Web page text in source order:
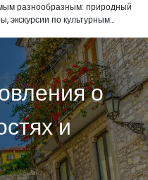
разнообразным: природный
экскурсии по культурным
ландшафтов и самых
чарующие острова Сицилии
заповедники и вулкан Этна.
о
и